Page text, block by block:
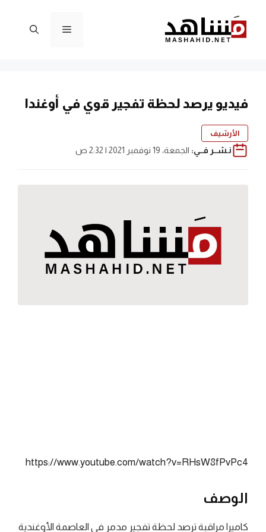
المحتوى
القائمة
فيديو يرصد لحظة تفجير قوي في أوغندا
الأرشيف
نـشــر فــي: الجمعة، 19 نوفمبر 2021 | 2:32 ص
https://www.youtube.com/watch?v=RHsW8fPvPc4
الوصف
كاميرا مراقبة ترصد لحظة تفجير مدمر في العاصمة الأوغندية